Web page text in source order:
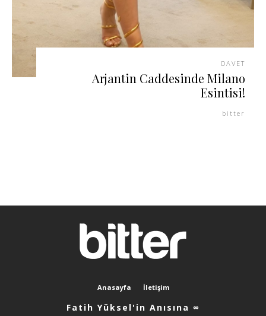
DAVET
Arjantin Caddesinde Milano
Esintisi!
bitter
Anasayfa İletişim
Fatih Yüksel'in Anısına ∞